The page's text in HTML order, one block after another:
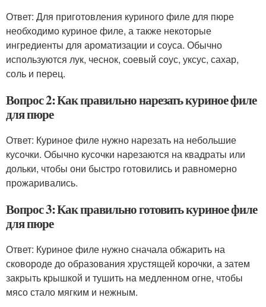
Ответ: Для приготовления куриного филе для пюре
необходимо куриное филе, а также некоторые
ингредиенты для ароматизации и соуса. Обычно
используются лук, чеснок, соевый соус, уксус, сахар,
соль и перец.
Вопрос 2: Как правильно нарезать куриное филе
для пюре
Ответ: Куриное филе нужно нарезать на небольшие
кусочки. Обычно кусочки нарезаются на квадраты или
дольки, чтобы они быстро готовились и равномерно
прожаривались.
Вопрос 3: Как правильно готовить куриное филе
для пюре
Ответ: Куриное филе нужно сначала обжарить на
сковороде до образования хрустящей корочки, а затем
закрыть крышкой и тушить на медленном огне, чтобы
мясо стало мягким и нежным.